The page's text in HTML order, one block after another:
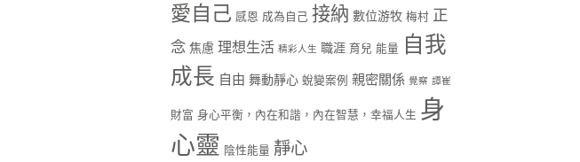
愛自己 感恩 成為自己 接納 數位游牧 梅村 正
念 焦慮 理想生活 精彩人生 職涯 育兒 能量
自我
成長 自由 舞動靜心 蛻變案例 親密關係 覺察 譚崔
財富 身心平衡，內在和諧，內在智慧，幸福人生 身
心靈 陰性能量 靜心